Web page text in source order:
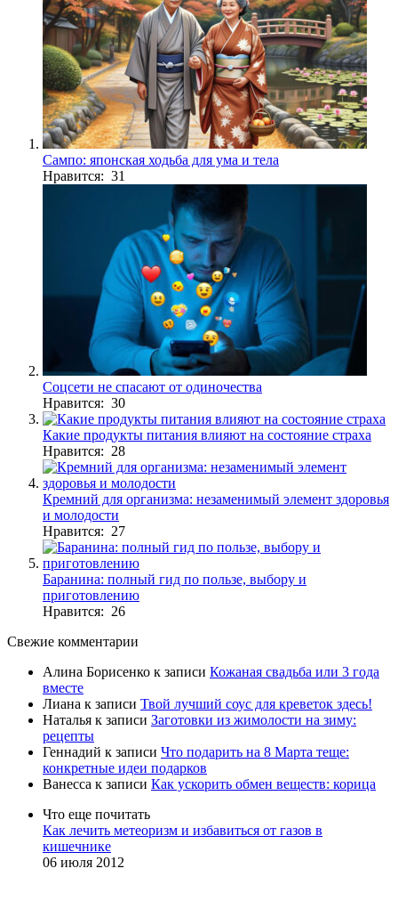
Сампо: японская ходьба для ума и тела
Нравится: 31
Соцсети не спасают от одиночества
Нравится: 30
Какие продукты питания влияют на состояние страха
Нравится: 28
Кремний для организма: незаменимый элемент здоровья
и молодости
Нравится: 27
Баранина: полный гид по пользе, выбору и
приготовлению
Нравится: 26
Свежие комментарии
Алина Борисенко к записи Кожаная свадьба или 3 года
вместе
Лиана к записи Твой лучший соус для креветок здесь!
Наталья к записи Заготовки из жимолости на зиму:
рецепты
Геннадий к записи Что подарить на 8 Марта теще:
конкретные идеи подарков
Ванесса к записи Как ускорить обмен веществ: корица
Что еще почитать
Как лечить метеоризм и избавиться от газов в
кишечнике
06 июля 2012